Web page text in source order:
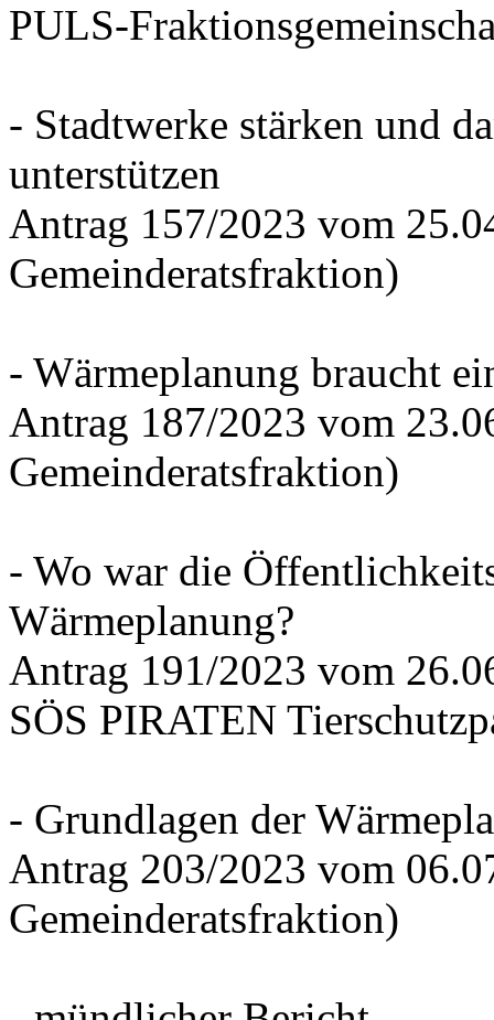
PULS-
- Stadtwerke stärken und
unterstützen
Antrag 157/2023 vom
Gemeinderatsfraktion)
- Wärmeplanung braucht
Antrag 187/2023 vom
Gemeinderatsfraktion)
- Wo war die
Wärmeplanung?
Antrag 191/2023 vom
SÖS PIRATEN
- Grundlagen der
Antrag 203/2023 vom
Gemeinderatsfraktion)